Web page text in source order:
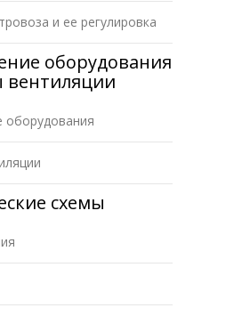
и ее регулировка
оборудования
вентиляции
оборудования
схемы